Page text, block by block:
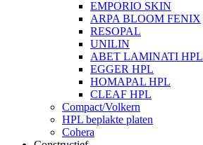
EMPORIO SKIN
ARPA BLOOM FENIX
RESOPAL
UNILIN
ABET LAMINATI HPL
EGGER HPL
HOMAPAL HPL
CLEAF HPL
Compact/Volkern
HPL beplakte platen
Cohera